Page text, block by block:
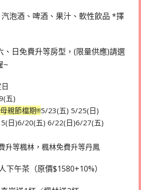
泡酒、啤酒、果汁、軟性飲品 *擇
、日免費升等房型，(限量供應)請選
~
五)
親節檔期!!!5/23(五) 5/25(日)
日)6/20(五) 6/22(日)6/27(五)
升等楓林，楓林免費升等丹鳳
下午茶（原價$1580+10%）